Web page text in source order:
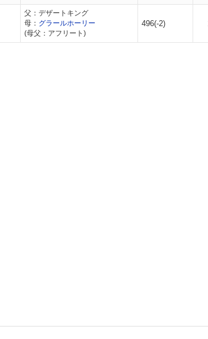
父：デザートキング
母： グラールホーリー
(母父：アフリート)
496(-2)